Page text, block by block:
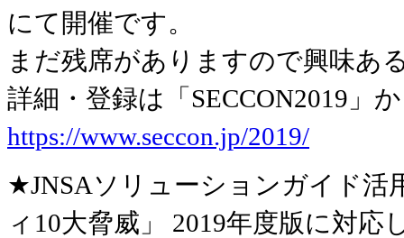
にて開催です。
まだ残席がありますので興味あ
詳細・登録は「SECCON2019」
https://www.seccon.jp/2019/
★JNSAソリューションガイド活
ィ10大脅威」 2019年度版に対